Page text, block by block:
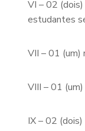
VI – 02
estudantes
VII – 01 (um)
VIII – 01
IX – 02